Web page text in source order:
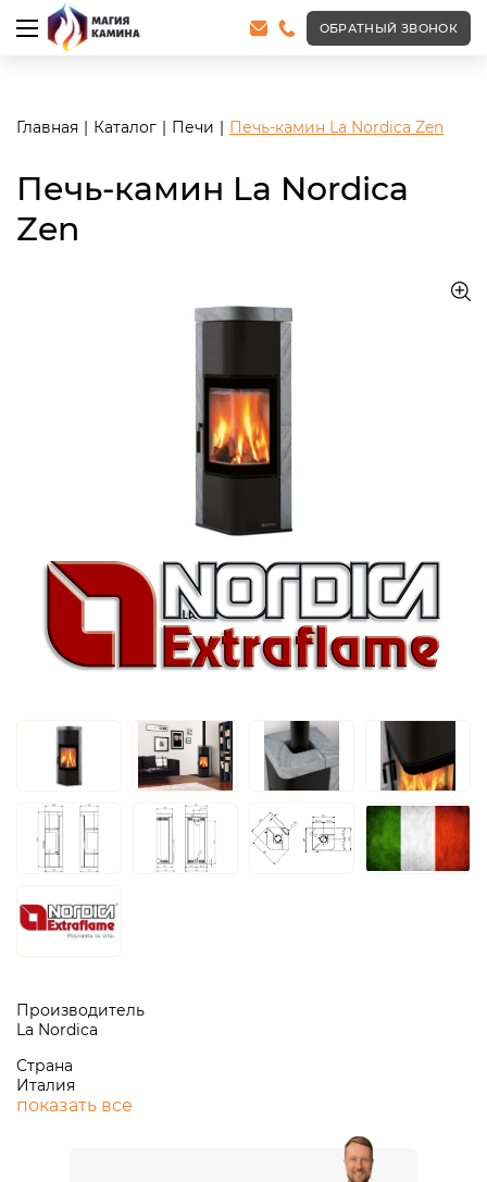
<meta name="robots" content="noindex, follow"/>
ОБРАТНЫЙ ЗВОНОК
Главная Каталог Печи Печь-камин La Nordica Zen
Печь-камин La Nordica
Zen
Производитель
La Nordica
Страна
Италия
показать все